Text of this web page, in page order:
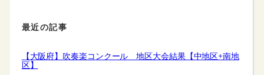
最近の記事
【大阪府】吹奏楽コンクール 地区大会結果【中地区+南地
区】